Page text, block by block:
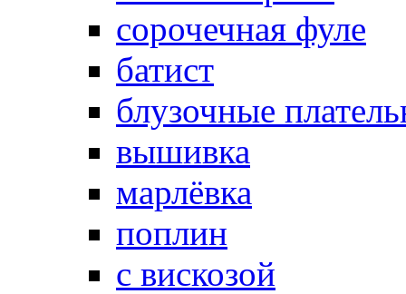
cорочечная фуле
батист
блузочные
вышивка
марлёвка
поплин
с вискозой